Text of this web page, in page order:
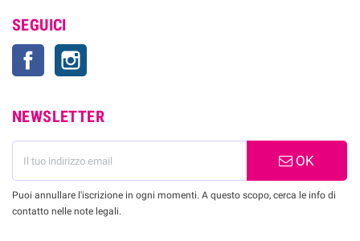
SEGUICI
Facebook
NEWSLETTER
OK
Puoi annullare l'iscrizione in ogni momenti. A questo scopo, cerca le info di
contatto nelle note legali.